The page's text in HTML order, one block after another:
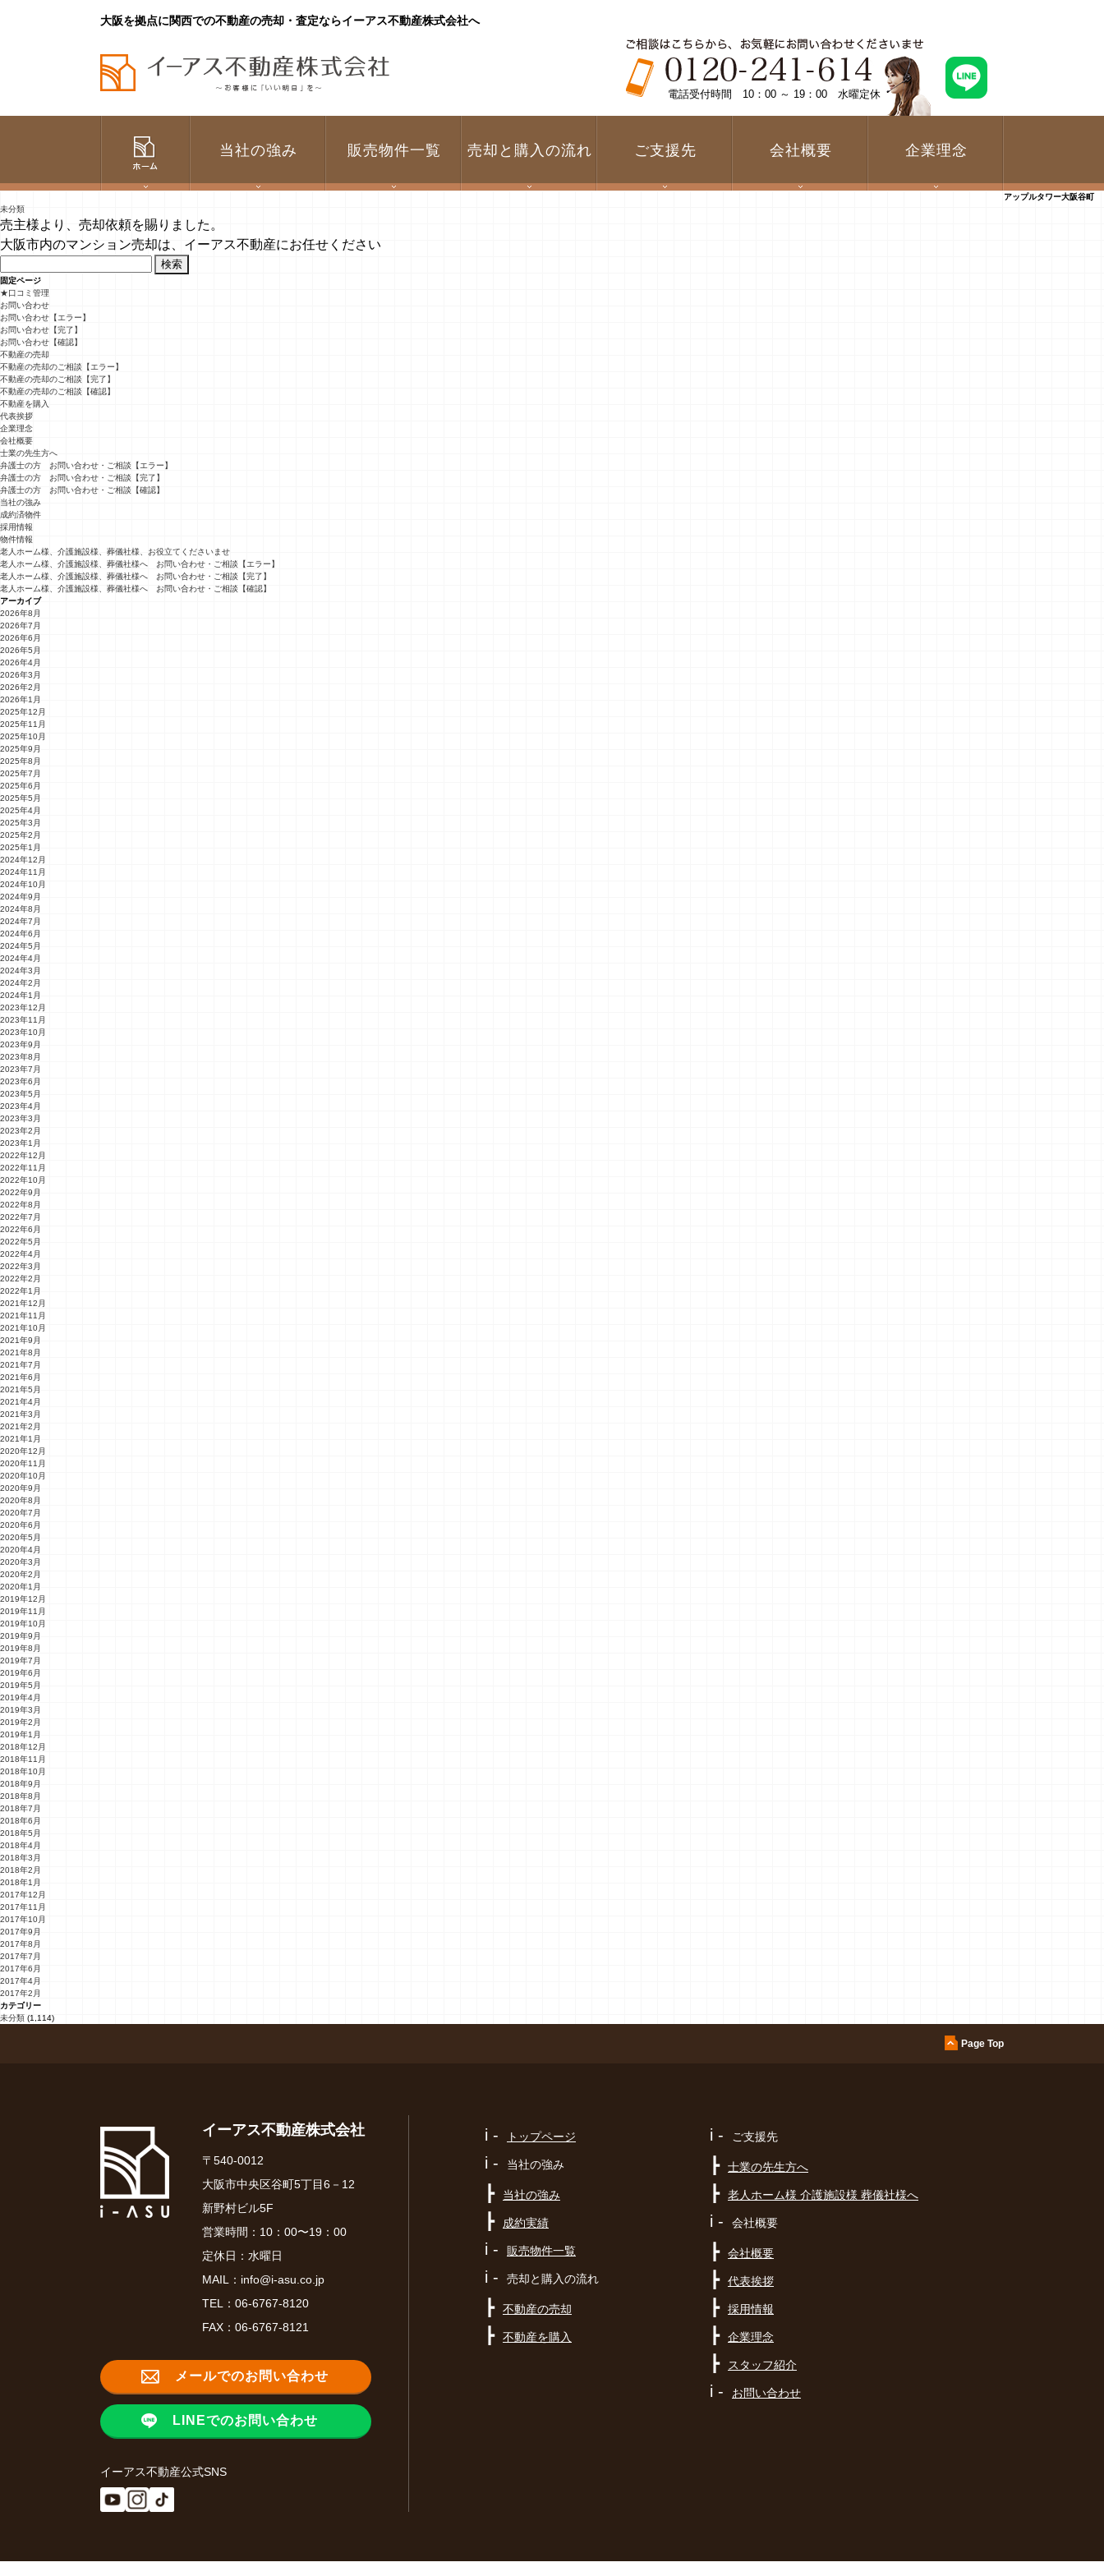
大阪を拠点に関西での不動産の売却・査定ならイーアス不動産株式会社へ
電話受付時間 10：00 ～ 19：00 水曜定休
当社の強み 販売物件一覧 売却と購入の流れ ご支援先 会社概要 企業理念
アップルタワー大阪谷町
未分類
売主様より、売却依頼を賜りました。
大阪市内のマンション売却は、イーアス不動産にお任せください
索:
固定ページ
★口コミ管理
お問い合わせ
お問い合わせ【エラー】
お問い合わせ【完了】
お問い合わせ【確認】
不動産の売却
不動産の売却のご相談【エラー】
不動産の売却のご相談【完了】
不動産の売却のご相談【確認】
不動産を購入
代表挨拶
企業理念
会社概要
士業の先生方へ
弁護士の方 お問い合わせ・ご相談【エラー】
弁護士の方 お問い合わせ・ご相談【完了】
弁護士の方 お問い合わせ・ご相談【確認】
当社の強み
成約済物件
採用情報
物件情報
老人ホーム様、介護施設様、葬儀社様、お役立てくださいませ
老人ホーム様、介護施設様、葬儀社様へ お問い合わせ・ご相談【エラー】
老人ホーム様、介護施設様、葬儀社様へ お問い合わせ・ご相談【完了】
老人ホーム様、介護施設様、葬儀社様へ お問い合わせ・ご相談【確認】
アーカイブ
2026年8月
2026年7月
2026年6月
2026年5月
2026年4月
2026年3月
2026年2月
2026年1月
2025年12月
2025年11月
2025年10月
2025年9月
2025年8月
2025年7月
2025年6月
2025年5月
2025年4月
2025年3月
2025年2月
2025年1月
2024年12月
2024年11月
2024年10月
2024年9月
2024年8月
2024年7月
2024年6月
2024年5月
2024年4月
2024年3月
2024年2月
2024年1月
2023年12月
2023年11月
2023年10月
2023年9月
2023年8月
2023年7月
2023年6月
2023年5月
2023年4月
2023年3月
2023年2月
2023年1月
2022年12月
2022年11月
2022年10月
2022年9月
2022年8月
2022年7月
2022年6月
2022年5月
2022年4月
2022年3月
2022年2月
2022年1月
2021年12月
2021年11月
2021年10月
2021年9月
2021年8月
2021年7月
2021年6月
2021年5月
2021年4月
2021年3月
2021年2月
2021年1月
2020年12月
2020年11月
2020年10月
2020年9月
2020年8月
2020年7月
2020年6月
2020年5月
2020年4月
2020年3月
2020年2月
2020年1月
2019年12月
2019年11月
2019年10月
2019年9月
2019年8月
2019年7月
2019年6月
2019年5月
2019年4月
2019年3月
2019年2月
2019年1月
2018年12月
2018年11月
2018年10月
2018年9月
2018年8月
2018年7月
2018年6月
2018年5月
2018年4月
2018年3月
2018年2月
2018年1月
2017年12月
2017年11月
2017年10月
2017年9月
2017年8月
2017年7月
2017年6月
2017年4月
2017年2月
カテゴリー
未分類 (1,114)
Page Top
イーアス不動産株式会社
〒540-0012
大阪市中央区谷町5丁目6－12
新野村ビル5F
営業時間：10：00〜19：00
定休日：水曜日
MAIL： info@i-asu.co.jp
TEL： 06-6767-8120
FAX：06-6767-8121
メールでのお問い合わせ
LINEでのお問い合わせ
イーアス不動産公式SNS
i - トップページ
i - 当社の強み
┣ 当社の強み
┣ 成約実績
i - 販売物件一覧
i - 売却と購入の流れ
┣ 不動産の売却
┣ 不動産を購入
i - ご支援先
┣ 士業の先生方へ
┣ 老人ホーム様 介護施設様 葬儀社様へ
i - 会社概要
┣ 会社概要
┣ 代表挨拶
┣ 採用情報
┣ 企業理念
┣ スタッフ紹介
i - お問い合わせ